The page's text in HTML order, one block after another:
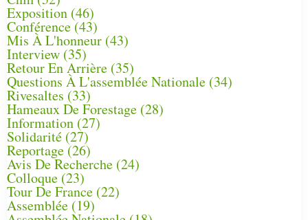
Exposition (46)
Conférence(43)
Mis À L'honneur (43)
Interview (35)
Retour En Arrière (35)
Questions À L'assemblée Nationale (34)
Rivesaltes (33)
Hameaux De Forestage (28)
Information (27)
Solidarité (27)
Reportage (26)
Avis De Recherche (24)
Colloque (23)
Tour De France (22)
Assemblée (19)